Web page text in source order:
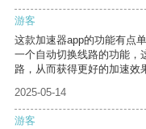
游客
这款加速器app的功能有点
一个自动切换线路的功能，
路，从而获得更好的加速效
2025-05-14
游客